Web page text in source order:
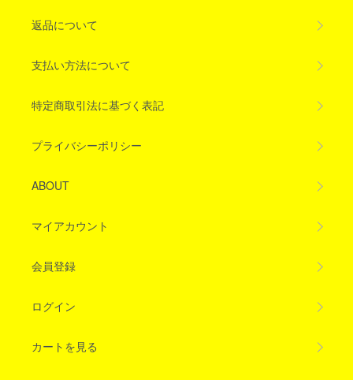
返品について
支払い方法について
特定商取引法に基づく表記
プライバシーポリシー
ABOUT
マイアカウント
会員登録
ログイン
カートを見る